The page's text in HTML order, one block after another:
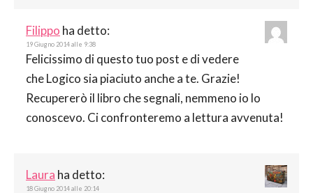
Filippo ha detto:
19 Giugno 2014 alle 9:38
Felicissimo di questo tuo post e di vedere
che Logico sia piaciuto anche a te. Grazie!
Recupererò il libro che segnali, nemmeno io lo
conoscevo. Ci confronteremo a lettura avvenuta!
Laura ha detto:
18 Giugno 2014 alle 20:14